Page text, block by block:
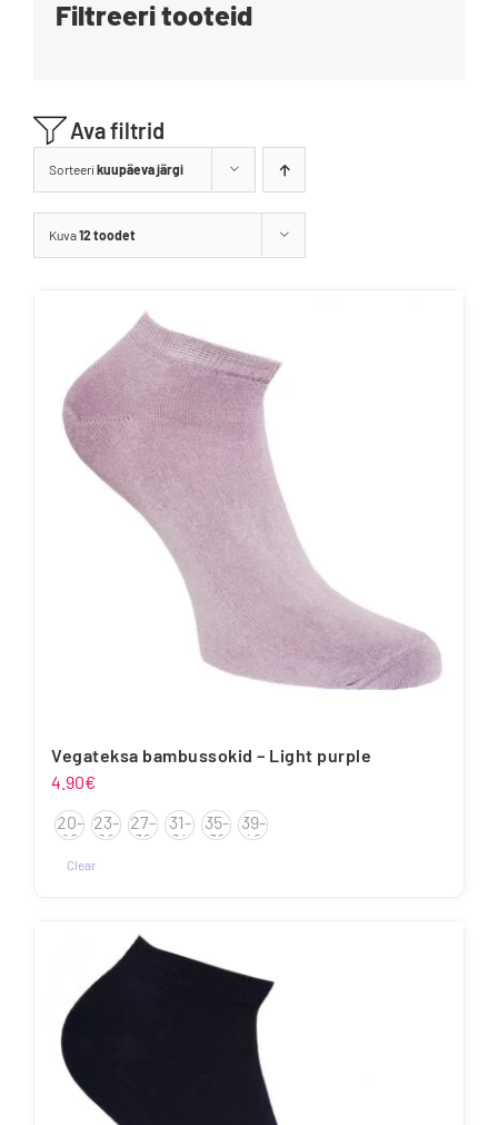
BrändidAva filtrid
Sorteeri kuupäeva järgi
Kuva12 toodet
Vegateksa bambussokid – Light purple
4.90€
20-
22
23-
26
27-
30
31-
34
35-
38
39-
42
Clear
varianti.
Valikuid
saab
teha
tootelehel.
Filtreeri tooteid